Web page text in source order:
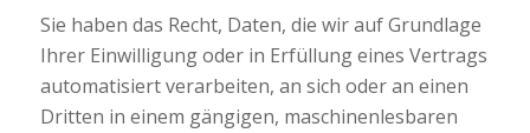
Sie haben das Recht, Daten, die wir auf Grundlage
Ihrer Einwilligung oder in Erfüllung eines Vertrags
automatisiert verarbeiten, an sich oder an einen
Dritten in einem gängigen, maschinenlesbaren